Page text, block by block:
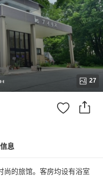
27
息
尚的旅馆。客房均设有浴室